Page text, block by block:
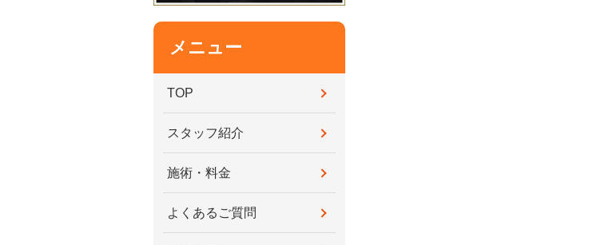
メニュー
TOP
スタッフ紹介
施術・料金
よくあるご質問